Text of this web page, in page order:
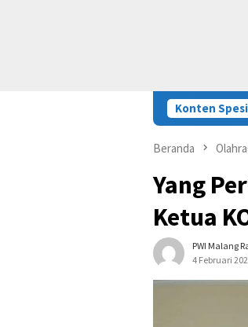
Konten
Beranda
Yang
Ketua
PWI Malang
4 Februari